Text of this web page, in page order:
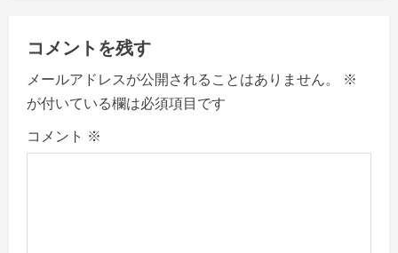
v
i
g
a
コメントを残す
メールアドレスが公開されることはありません。
※
が付いている欄は必須項目です
コメント ※